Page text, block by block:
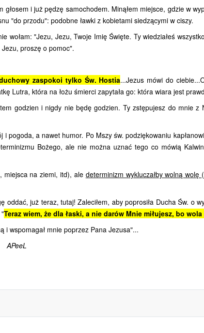
i już pędzę samochodem. Minąłem miejsce, gdzie w
"do przodu": podobne ławki z kobietami siedzącymi w ciszy.
wołam: "Jezu, Jezu, Twoje Imię Święte. Ty wiedziałeś
Jezu, proszę o pomoc".
zaspokoi tylko Św. Hostia...Jezus mówi do
Lutra, która na łożu śmierci zapytała go: która wiara jest
godzien i nigdy nie będę godzien. Ty zstępujesz do mnie
pogoda, a nawet humor. Po Mszy św. podziękowaniu
Bożego, ale nie można uznać tego co mówią
miejsca na ziemi, itd), ale determinizm wykluczałby wolną
już teraz, tutaj! Zaleciłem, aby poprosiła Ducha Św. o
Teraz wiem, że dla łaski, a nie darów Mnie miłujesz, bo
i wspomagał mnie poprzez Pana Jezusa"...
APeeL